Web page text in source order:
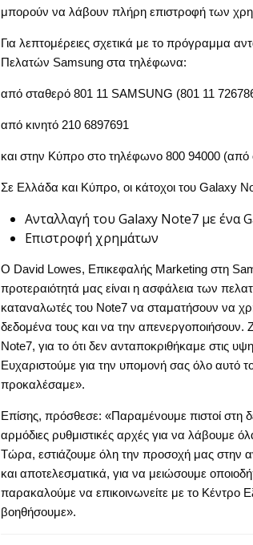
μπορούν να λάβουν πλήρη επιστροφή των
Για λεπτομέρειες σχετικά με το πρόγραμμα
Πελατών Samsung στα τηλέφωνα:
από σταθερό 801 11 SAMSUNG (801 11
από κινητό 210 6897691
και στην Κύπρο στο τηλέφωνο 800 94000 (από
Σε Ελλάδα και Κύπρο, οι κάτοχοι του Galaxy
Ανταλλαγή του Galaxy Note7 με ένα
Επιστροφή χρημάτων
Ο David Lowes, Επικεφαλής Marketing στη
προτεραιότητά μας είναι η ασφάλεια των
καταναλωτές του Note7 να σταματήσουν να
δεδομένα τους και να την
Note7, για το ότι δεν ανταποκριθήκαμε στις
Ευχαριστούμε για την υπομονή σας όλο αυτό
προκαλέσαμε».
Επίσης, πρόσθεσε: «Παραμένουμε πιστοί στη
αρμόδιες ρυθμιστικές αρχές για να λάβουμε
Τώρα, εστιάζουμε όλη την προσοχή μας
και αποτελεσματικά, για να μειώσουμε
παρακαλούμε να επικοινωνείτε με το
βοηθήσουμε».